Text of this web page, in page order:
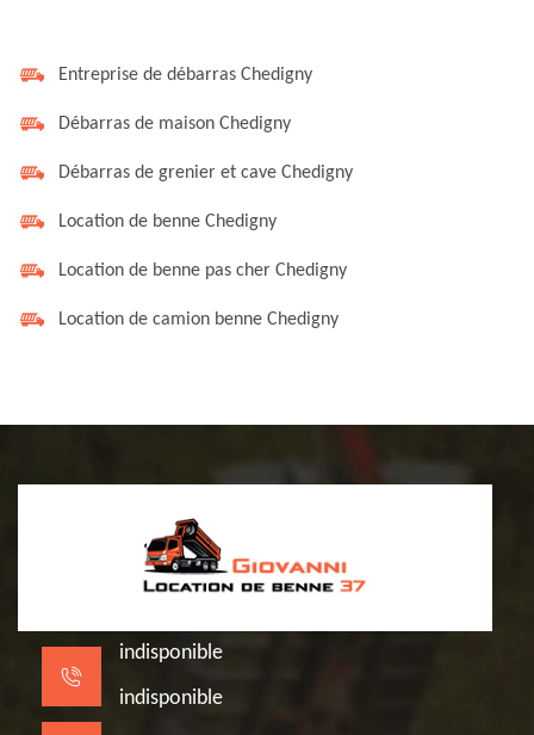
Entreprise de débarras Chedigny
Débarras de maison Chedigny
Débarras de grenier et cave Chedigny
Location de benne Chedigny
Location de benne pas cher Chedigny
Location de camion benne Chedigny
indisponible
indisponible